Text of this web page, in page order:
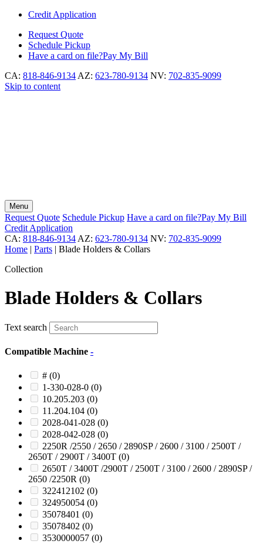
Credit Application
Request Quote
Schedule Pickup
Have a card on file?Pay My Bill
CA: 818-846-9134 AZ: 623-780-9134 NV: 702-835-9099
Skip to content
Menu
Request Quote Schedule Pickup Have a card on file?Pay My Bill
Credit Application
CA: 818-846-9134 AZ: 623-780-9134 NV: 702-835-9099
Home | Parts | Blade Holders & Collars
Collection
Blade Holders & Collars
Text search
Compatible Machine -
# (0)
1-330-028-0 (0)
10.205.203 (0)
11.204.104 (0)
2028-041-028 (0)
2028-042-028 (0)
2250R /2550 / 2650 / 2890SP / 2600 / 3100 / 2500T /
2650T / 2900T / 3400T (0)
2650T / 3400T /2900T / 2500T / 3100 / 2600 / 2890SP /
2650 /2250R (0)
322412102 (0)
324950054 (0)
35078401 (0)
35078402 (0)
3530000057 (0)